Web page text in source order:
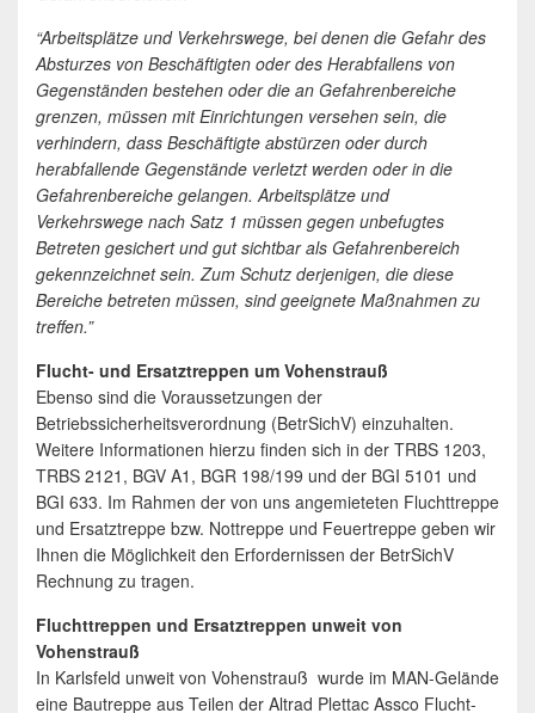
“Arbeitsplätze und Verkehrswege, bei denen die Gefahr des
Absturzes von Beschäftigten oder des Herabfallens von
Gegenständen bestehen oder die an Gefahrenbereiche
grenzen, müssen mit Einrichtungen versehen sein, die
verhindern, dass Beschäftigte abstürzen oder durch
herabfallende Gegenstände verletzt werden oder in die
Gefahrenbereiche gelangen. Arbeitsplätze und
Verkehrswege nach Satz 1 müssen gegen unbefugtes
Betreten gesichert und gut sichtbar als Gefahrenbereich
gekennzeichnet sein. Zum Schutz derjenigen, die diese
Bereiche betreten müssen, sind geeignete Maßnahmen zu
treffen.”
Flucht- und Ersatztreppen um Vohenstrauß
Ebenso sind die Voraussetzungen der
Betriebssicherheitsverordnung (BetrSichV) einzuhalten.
Weitere Informationen hierzu finden sich in der TRBS 1203,
TRBS 2121, BGV A1, BGR 198/199 und der BGI 5101 und
BGI 633. Im Rahmen der von uns angemieteten Fluchttreppe
und Ersatztreppe bzw. Nottreppe und Feuertreppe geben wir
Ihnen die Möglichkeit den Erfordernissen der BetrSichV
Rechnung zu tragen.
Fluchttreppen und Ersatztreppen unweit von
Vohenstrauß
In Karlsfeld unweit von Vohenstrauß wurde im MAN-Gelände
eine Bautreppe aus Teilen der Altrad Plettac Assco Flucht-